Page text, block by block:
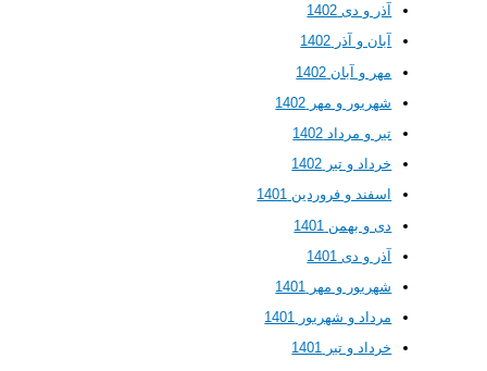
آذر و دی 1402
آبان و آذر 1402
مهر و آبان 1402
شهریور و مهر 1402
تیر و مرداد 1402
خرداد و تیر 1402
اسفند و فروردین 1401
دی و بهمن 1401
آذر و دی 1401
شهریور و مهر 1401
مرداد و شهریور 1401
خرداد و تیر 1401